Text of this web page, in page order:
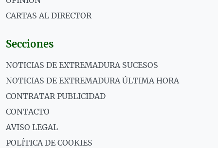
CARTAS AL DIRECTOR
Secciones
NOTICIAS DE EXTREMADURA SUCESOS
NOTICIAS DE EXTREMADURA ÚLTIMA HORA
CONTRATAR PUBLICIDAD
CONTACTO
AVISO LEGAL
POLÍTICA DE COOKIES